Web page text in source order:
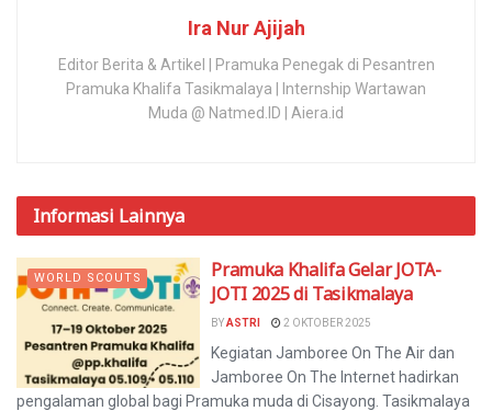
Ira Nur Ajijah
Editor Berita & Artikel | Pramuka Penegak di Pesantren
Pramuka Khalifa Tasikmalaya | Internship Wartawan
Muda @ Natmed.ID | Aiera.id
Informasi Lainnya
WORLD SCOUTS
Pramuka Khalifa Gelar JOTA-
JOTI 2025 di Tasikmalaya
BYASTRI 2 OKTOBER 2025
Kegiatan Jamboree On The Air dan
Jamboree On The Internet hadirkan
pengalaman global bagi Pramuka muda di Cisayong. Tasikmalaya